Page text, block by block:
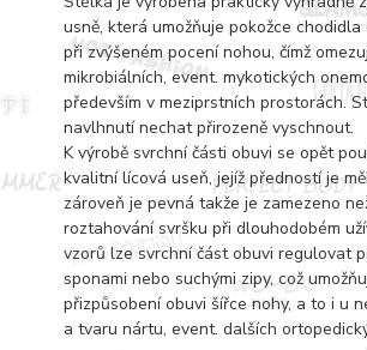
usně, která umožňuje pokožce
při zvýšeném pocení nohou, čímž
mikrobiálních, event. mykotických
především v meziprstních prostorách.
navlhnutí nechat přirozeně vyschnout.
K výrobě svrchní části obuvi se opět
kvalitní lícová useň, jejíž předností je
zároveň je pevná takže je zamezeno
roztahování svršku při dlouhodobém
vzorů lze svrchní část obuvi regulovat
sponami nebo suchými zipy, což
přizpůsobení obuvi šířce nohy, a to i u
a tvaru nártu, event. dalších